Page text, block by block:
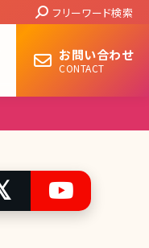
Search:
フリーワード検索
お問い合わせ
CONTACT